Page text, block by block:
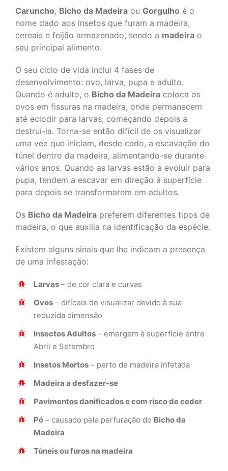
Caruncho, Bicho da Madeira ou Gorgulho é o
nome dado aos insetos que furam a madeira,
cereais e feijão armazenado, sendo a madeira o
seu principal alimento.
O seu ciclo de vida inclui 4 fases de
desenvolvimento: ovo, larva, pupa e adulto.
Quando é adulto, o Bicho da Madeira coloca os
ovos em fissuras na madeira, onde permanecem
até eclodir para larvas, começando depois a
destruí-la. Torna-se então difícil de os visualizar
uma vez que iniciam, desde cedo, a escavação do
túnel dentro da madeira, alimentando-se durante
vários anos. Quando as larvas estão a evoluir para
pupa, tendem a escavar em direção à superfície
para depois se transformarem em adultos.
Os Bicho da Madeira preferem diferentes tipos de
madeira, o que auxilia na identificação da espécie.
Existem alguns sinais que lhe indicam a presença
de uma infestação:
Larvas – de cor clara e curvas
Ovos – difíceis de visualizar devido à sua
reduzida dimensão
Insectos Adultos – emergem à superfície entre
Abril e Setembro
Insetos Mortos – perto de madeira infetada
Madeira a desfazer-se
Pavimentos danificados e com risco de ceder
Pó – causado pela perfuração do Bicho da
Madeira
Túneis ou furos na madeira